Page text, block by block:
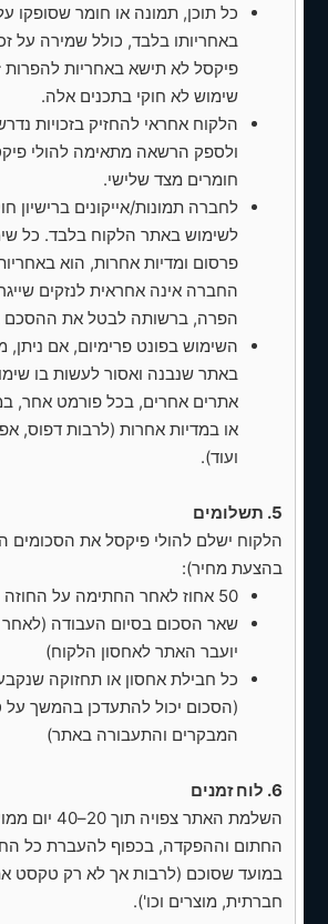
✅ התאמה רספונסיביות לכל מכשיר
ראשוני).
✅ הצהרת נגישות + התקנת תוסף
✅ דף תנאי שימוש + מדיניות פרטיות
✅ תוסף סינון ספאם/בוטים
✅ חיבור למעקב נתונים (Google
/ Google Search Console).
✅ הדרכה מלאה לניהול הזמנות,
עלות הפרוייקט -
מחיר חד פעמי:
עמלות סליקה (תלויות הספק
אחוזים/עמלות חודשיות נפרדות).
לוח זמנים משוער -
שלב ראשון: עיצוב עמוד ראשי ותבנית
שלב שני:
שלב שלישי:העלאת האתר לאוויר
— 1-3 ימי עבודה
*הלו״ז עשוי להשתנות בהתאם
הבקשות והעברת חומרים מצד הלקוח
כל תוכן, תמונה או חומר שסופקו
באחריותו בלבד, כולל שמירה על
פיקסל לא תישא באחריות להפרות
שימוש לא חוקי בתכנים אלה.
הלקוח אחראי להחזיק בזכויות
ולספק הרשאה מתאימה להולי
חומרים מצד שלישי.
לחברה תמונות/אייקונים ברישיון
לשימוש באתר הלקוח בלבד. כל
פרסום ומדיות אחרות, הוא
החברה אינה אחראית לנזקים
הפרה, ברשותה לבטל את ההסכם
השימוש בפונט פרימיום, אם ניתן,
באתר שנבנה ואסור לעשות בו
אתרים אחרים, בכל פורמט אחר,
או במדיות אחרות (לרבות דפוס,
ועוד).
5. תשלומים
הלקוח ישלם להולי פיקסל את הסכומים
בהצעת מחיר):
50 אחוז לאחר החתימה על החוזה
שאר הסכום בסיום העבודה
יועבר האתר לאחסון הלקוח)
כל חבילת אחסון או תחזוקה
(הסכום יכול להתעדכן בהמשך
המבקרים והתעבורה באתר)
6. לוח זמנים
השלמת האתר
החתום וההפקדה, בכפוף להעברת כל
במועד שסוכם (לרבות אך לא רק טקסט
חברתית, מוצרים וכו').